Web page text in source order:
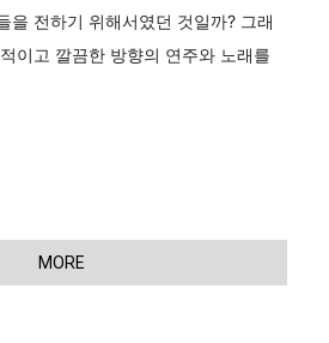
을 전하기 위해서였던 것일까? 그래
이고 깔끔한 방향의 연주와 노래를
MORE